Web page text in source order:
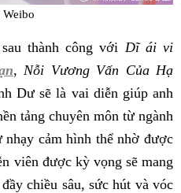
thành công với Dĩ ái vi
, Nỗi Vương Vấn Của Hạ
Dư sẽ là vai diễn giúp anh
tảng chuyên môn từ ngành
nhạy cảm hình thể nhờ được
viên được kỳ vọng sẽ mang
chiều sâu, sức hút và vóc